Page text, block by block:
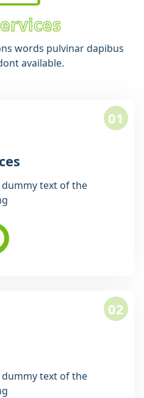
words pulvinar dapibus
available.
01
text of the
02
text of the